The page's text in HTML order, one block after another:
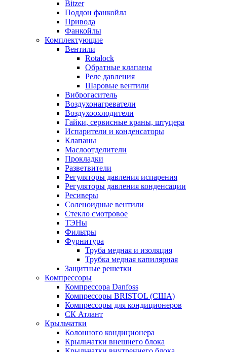
Bitzer
Поддон фанкойла
Привода
Фанкойлы
Комплектующие
Вентили
Rotalock
Обратные клапаны
Реле давления
Шаровые вентили
Виброгаситель
Воздухонагреватели
Воздухоохлодители
Гайки, сервисные краны, штуцера
Испарители и конденсаторы
Клапаны
Маслоотделители
Прокладки
Разветвители
Регуляторы давления испарения
Регуляторы давления конденсации
Ресиверы
Соленоидные вентили
Стекло смотровое
ТЭНы
Фильтры
Фурнитура
Труба медная и изоляция
Трубка медная капилярная
Защитные решетки
Компрессоры
Компрессора Danfoss
Компрессоры BRISTOL (США)
Компрессоры для кондиционеров
СК Атлант
Крыльчатки
Колонного кондиционера
Крыльчатки внешнего блока